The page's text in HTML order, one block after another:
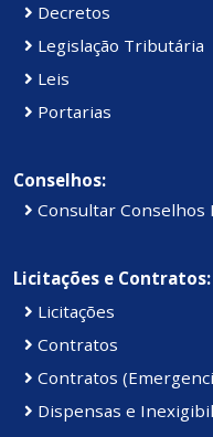
Decretos
Legislação Tributária
Leis
Portarias
Conselhos:
Consultar Conselhos
Licitações e Contratos:
Licitações
Contratos
Contratos
Dispensas e